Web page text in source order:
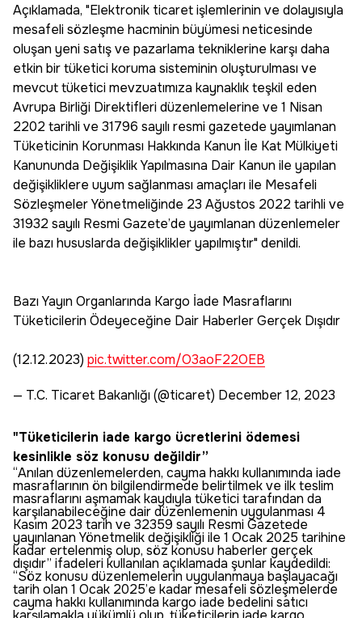
Açıklamada, "Elektronik ticaret işlemlerinin ve dolayısıyla
mesafeli sözleşme hacminin büyümesi neticesinde
oluşan yeni satış ve pazarlama tekniklerine karşı daha
etkin bir tüketici koruma sisteminin oluşturulması ve
mevcut tüketici mevzuatımıza kaynaklık teşkil eden
Avrupa Birliği Direktifleri düzenlemelerine ve 1 Nisan
2202 tarihli ve 31796 sayılı resmi gazetede yayımlanan
Tüketicinin Korunması Hakkında Kanun İle Kat Mülkiyeti
Kanununda Değişiklik Yapılmasına Dair Kanun ile yapılan
değişikliklere uyum sağlanması amaçları ile Mesafeli
Sözleşmeler Yönetmeliğinde 23 Ağustos 2022 tarihli ve
31932 sayılı Resmi Gazete’de yayımlanan düzenlemeler
ile bazı hususlarda değişiklikler yapılmıştır" denildi.
Bazı Yayın Organlarında Kargo İade Masraflarını
Tüketicilerin Ödeyeceğine Dair Haberler Gerçek Dışıdır
(12.12.2023) pic.twitter.com/O3aoF22OEB
— T.C. Ticaret Bakanlığı (@ticaret) December 12, 2023
"Tüketicilerin iade kargo ücretlerini ödemesi
kesinlikle söz konusu değildir”
“Anılan düzenlemelerden, cayma hakkı kullanımında iade
masraflarının ön bilgilendirmede belirtilmek ve ilk teslim
masraflarını aşmamak kaydıyla tüketici tarafından da
karşılanabileceğine dair düzenlemenin uygulanması 4
Kasım 2023 tarih ve 32359 sayılı Resmi Gazetede
yayınlanan Yönetmelik değişikliği ile 1 Ocak 2025 tarihine
kadar ertelenmiş olup, söz konusu haberler gerçek
dışıdır” ifadeleri kullanılan açıklamada şunlar kaydedildi:
“Söz konusu düzenlemelerin uygulanmaya başlayacağı
tarih olan 1 Ocak 2025’e kadar mesafeli sözleşmelerde
cayma hakkı kullanımında kargo iade bedelini satıcı